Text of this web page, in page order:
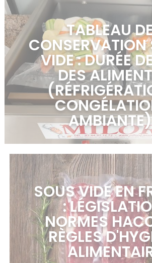
TABLEAU
CONSERVATION
VIDE : DURÉE
DES
AMBIANTE)
en savoir plus >
SOUS VIDE EN
:
NORMES
RÈGLES